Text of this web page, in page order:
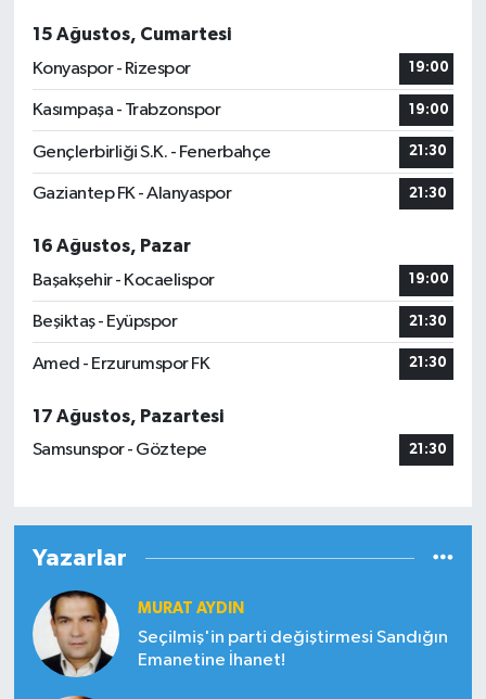
15 Ağustos, Cumartesi
Konyaspor - Rizespor
19:00
Kasımpaşa - Trabzonspor 19:00
Gençlerbirliği S.K. - Fenerbahçe 21:30
Gaziantep FK - Alanyaspor 21:30
16 Ağustos, Pazar
Başakşehir - Kocaelispor
19:00
Beşiktaş - Eyüpspor 21:30
Amed - Erzurumspor FK 21:30
17 Ağustos, Pazartesi
Samsunspor - Göztepe
21:30
Yazarlar
MURAT AYDIN
Seçilmiş'in parti değiştirmesi Sandığın
Emanetine İhanet!